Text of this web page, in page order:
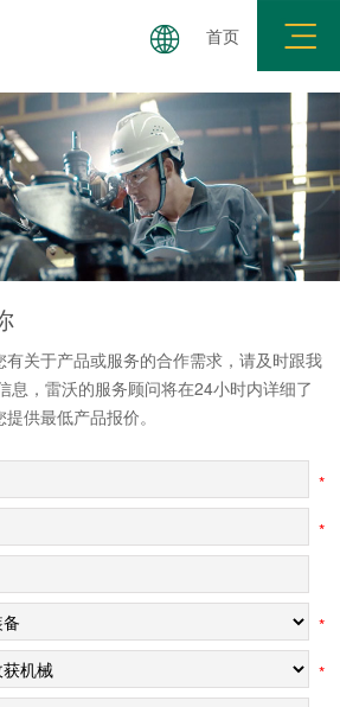
首页
信息 配件服务 在线留言
关于产品或服务的合作需求，请及时跟我
息，雷沃的服务顾问将在24小时内详细了
供最低产品报价。
*
*
*
*